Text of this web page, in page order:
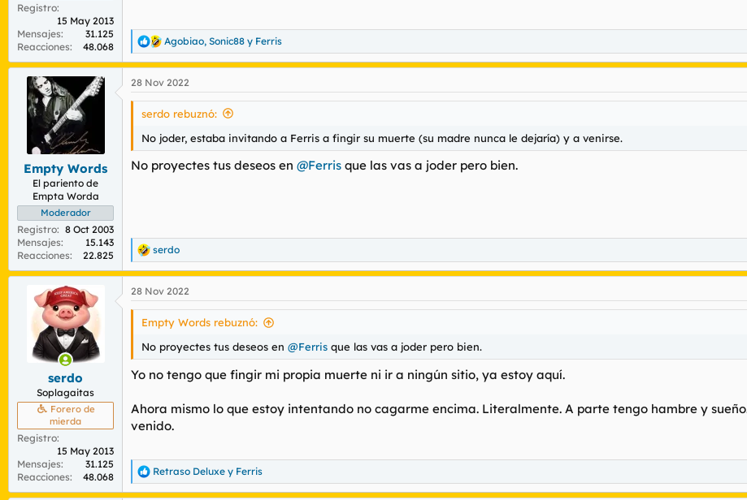
Registro
15 May 2013
Mensajes
31.125
Reacciones
48.068
R
e
a
c
c
e
s
Agobiao, Sonic88 y Ferris
Empty Words
El pariento de
Empta Worda
Moderador
Registro
8 Oct 2003
Mensajes
15.143
Reacciones
22.825
28 Nov 2022
serdo rebuznó:
No joder, estaba invitando a Ferris a fingir su muerte (su madre nunca le dejaría) y a venirse.
No proyectes tus deseos en @Ferris que las vas a joder pero bien.
R
e
a
c
c
e
s
serdo
serdo
Soplagaitas
Forero de
mierda
Registro
15 May 2013
Mensajes
31.125
Reacciones
48.068
28 Nov 2022
Empty Words rebuznó:
No proyectes tus deseos en @Ferris que las vas a joder pero bien.
Yo no tengo que fingir mi propia muerte ni ir a ningún sitio, ya estoy aquí.
Ahora mismo lo que estoy intentando no cagarme encima. Literalmente. A parte tengo hambre y
venido.
R
e
Retraso Deluxe y Ferris